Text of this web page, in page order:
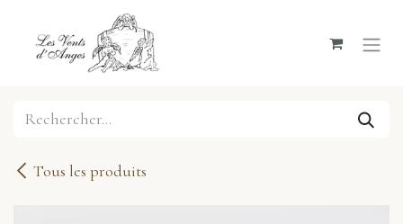
Se rendre au contenu
Tous les produits